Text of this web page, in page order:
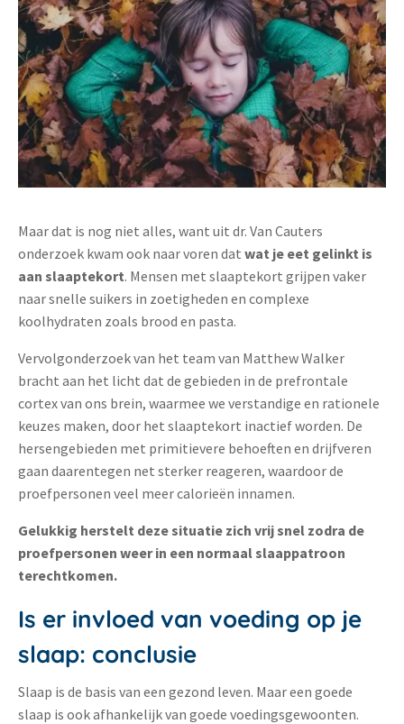
Maar dat is nog niet alles, want uit dr. Van Cauters
onderzoek kwam ook naar voren dat wat je eet gelinkt is
aan slaaptekort. Mensen met slaaptekort grijpen vaker
naar snelle suikers in zoetigheden en complexe
koolhydraten zoals brood en pasta.
Vervolgonderzoek van het team van Matthew Walker
bracht aan het licht dat de gebieden in de prefrontale
cortex van ons brein, waarmee we verstandige en rationele
keuzes maken, door het slaaptekort inactief worden. De
hersengebieden met primitievere behoeften en drijfveren
gaan daarentegen net sterker reageren, waardoor de
proefpersonen veel meer calorieën innamen.
Gelukkig herstelt deze situatie zich vrij snel zodra de
proefpersonen weer in een normaal slaappatroon
terechtkomen.
Is er invloed van voeding op je
slaap: conclusie
Slaap is de basis van een gezond leven. Maar een goede
slaap is ook afhankelijk van goede voedingsgewoonten.